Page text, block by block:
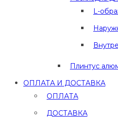
L-
Плинтус
ОПЛАТА И ДОСТАВКА
ОПЛАТА
ДОСТАВКА